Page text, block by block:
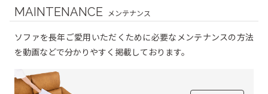
MAINTENANCE メンテナンス
ソファを長年ご愛用いただくために必要なメンテナンスの方法
を動画などで分かりやすく掲載しております。